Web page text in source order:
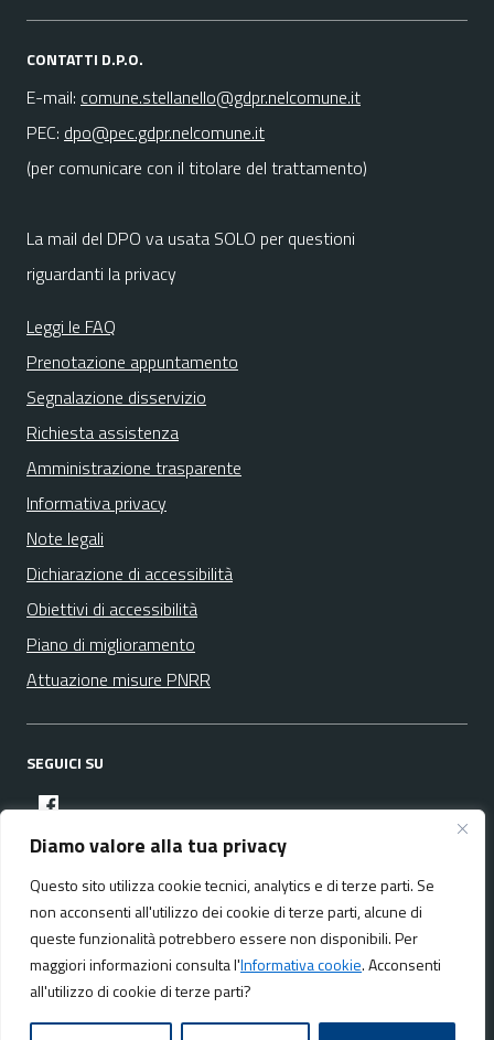
Diamo valore alla tua privacy
Questo sito utilizza cookie tecnici, analytics e di terze parti. Se
non acconsenti all'utilizzo dei cookie di terze parti, alcune di
queste funzionalità potrebbero essere non disponibili. Per
maggiori informazioni consulta l'Informativa cookie. Acconsenti
all'utilizzo di cookie di terze parti?
CONTATTI D.P.O.
E-mail: comune.stellanello@gdpr.nelcomune.it
PEC: dpo@pec.gdpr.nelcomune.it
(per comunicare con il titolare del trattamento)
La mail del DPO va usata SOLO per questioni
riguardanti la privacy
Leggi le FAQ
Prenotazione appuntamento
Segnalazione disservizio
Richiesta assistenza
Amministrazione trasparente
Informativa privacy
Note legali
Dichiarazione di accessibilità
Obiettivi di accessibilità
Piano di miglioramento
Attuazione misure PNRR
SEGUICI SU
facebook
Media policy Mappa del sito
Realizzato da:NeMeA Sistemi Srl